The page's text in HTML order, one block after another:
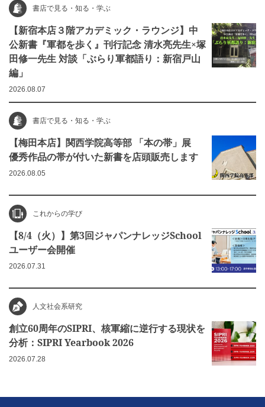
書店で見る・知る・学ぶ
【新宿本店３階アカデミック・ラウンジ】中
公新書『軍都を歩く』刊行記念 清水亮先生×塚
田修一先生 対談「ぶらり軍都語り：新宿戸山
編」
2026.08.07
書店で見る・知る・学ぶ
【梅田本店】関西学院高等部 「本の帯」展
優秀作品の帯が付いた新書を店頭販売します
2026.08.05
これからの学び
【8/4（火）】第3回ジャパンナレッジSchool
ユーザー会開催
2026.07.31
人文社会系研究
創立60周年のSIPRI、核軍縮に逆行する現状を
分析：SIPRI Yearbook 2026
2026.07.28